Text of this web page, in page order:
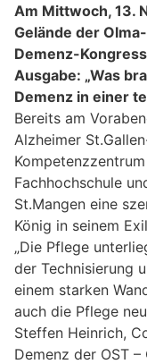
Am Mittwoch, 13.
Gelände der
Demenz-
Ausgabe: „Was
Demenz in einer
Bereits am
Alzheimer
Fachhochschule
St.Mangen eine
König in seinem
„Die Pflege
der Technisierung
einem starken
auch die Pflege
Steffen Heinrich,
Demenz der OST